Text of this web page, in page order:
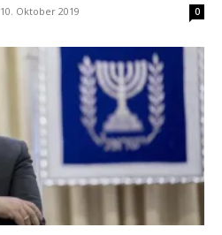
10. Oktober 2019 0